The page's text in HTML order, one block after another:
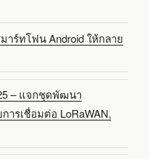
าร์ทโฟน Android ให้กลาย
– แจกชุดพัฒนา
ารเชื่อมต่อ LoRaWAN,